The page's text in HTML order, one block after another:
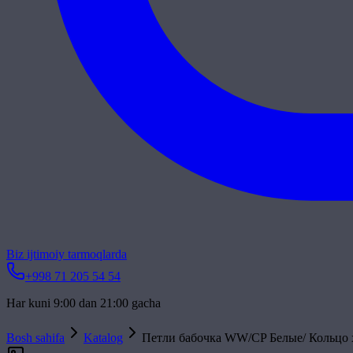
Biz ijtimoiy tarmoqlarda
+998 71 205 54 54
Har kuni 9:00 dan 21:00 gacha
Bosh sahifa Katalog
Петли бабочка WW/CP Белые/ Кольцо